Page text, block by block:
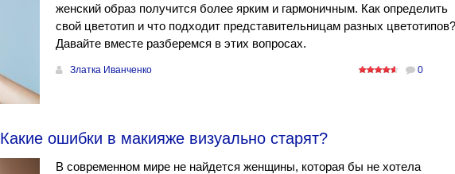
женский образ получится более ярким и гармоничным. Как определить
свой цветотип и что подходит представительницам разных цветотипов?
Давайте вместе разберемся в этих вопросах.
Златка Иванченко 0
Какие ошибки в макияже визуально старят?
В современном мире не найдется женщины, которая бы не хотела